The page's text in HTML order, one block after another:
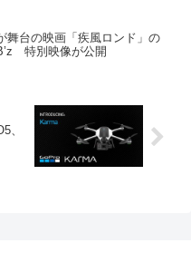
舞台の映画「疾風ロンド」の
特別映像が公開
、